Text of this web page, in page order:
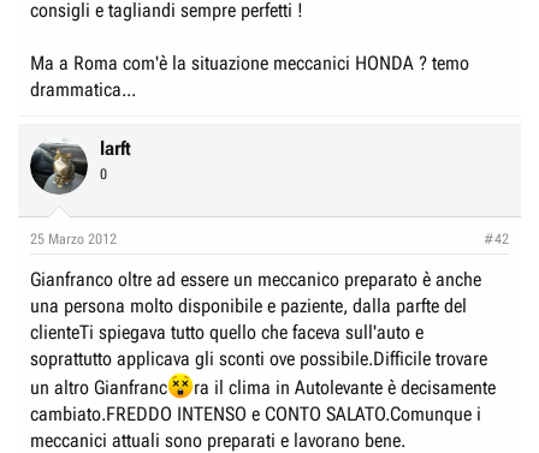
consigli e tagliandi sempre perfetti !
Ma a Roma com'è la situazione meccanici HONDA ? temo
drammatica...
larft
0
25 Marzo 2012 #42
Gianfranco oltre ad essere un meccanico preparato è anche
una persona molto disponibile e paziente, dalla parfte del
clienteTi spiegava tutto quello che faceva sull'auto e
soprattutto applicava gli sconti ove possibile.Difficile trovare
un altro Gianfranc
ra il clima in Autolevante è decisamente
cambiato.FREDDO INTENSO e CONTO SALATO.Comunque i
meccanici attuali sono preparati e lavorano bene.